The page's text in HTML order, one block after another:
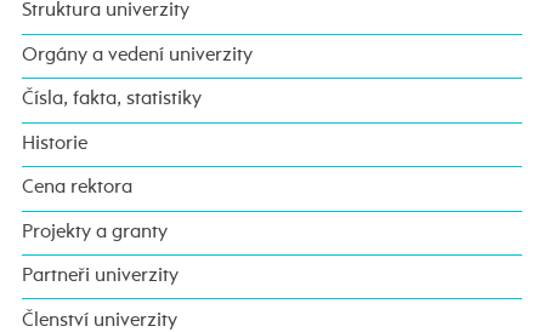
Struktura univerzity
Orgány a vedení univerzity
Čísla, fakta, statistiky
Historie
Cena rektora
Projekty a granty
Partneři univerzity
Členství univerzity